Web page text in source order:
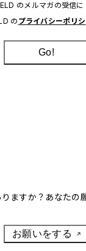
のメルマガの受信に
の プライバシーポリシ
Go!
ますか？あなたの
お願いをする